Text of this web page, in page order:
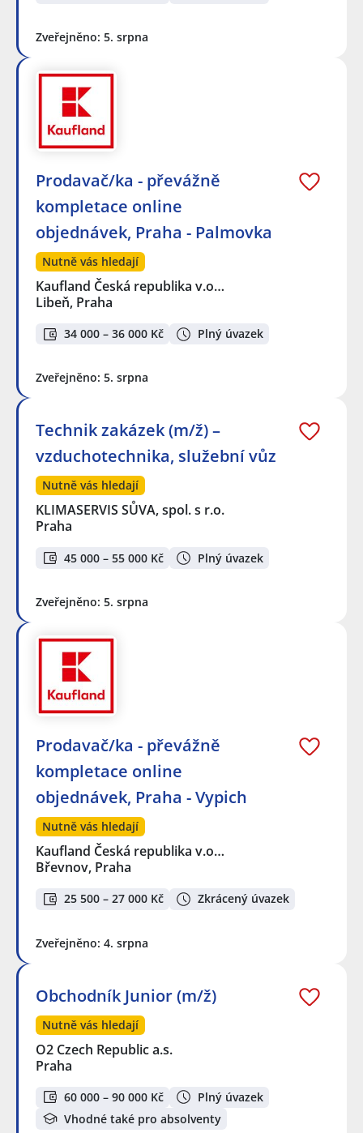
Zveřejněno: 5. srpna
Prodavač/ka - převážně
kompletace online
objednávek, Praha - Palmovka
Nutně vás hledají
Kaufland Česká republika v.o…
Libeň, Praha
34 000 – 36 000 Kč Plný úvazek
Zveřejněno: 5. srpna
Technik zakázek (m/ž) –
vzduchotechnika, služební vůz
Nutně vás hledají
KLIMASERVIS SŮVA, spol. s r.o.
Praha
45 000 – 55 000 Kč Plný úvazek
Zveřejněno: 5. srpna
Prodavač/ka - převážně
kompletace online
objednávek, Praha - Vypich
Nutně vás hledají
Kaufland Česká republika v.o…
Břevnov, Praha
25 500 – 27 000 Kč Zkrácený úvazek
Zveřejněno: 4. srpna
Obchodník Junior (m/ž)
Nutně vás hledají
O2 Czech Republic a.s.
Praha
60 000 – 90 000 Kč
Plný úvazek
Vhodné také pro absolventy